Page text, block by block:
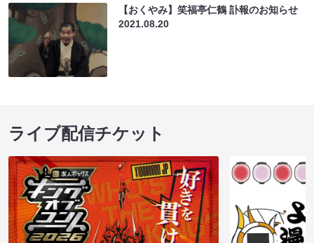
【おくやみ】笑福亭仁鶴 訃報のお知らせ
2021.08.20
ライブ配信チケット